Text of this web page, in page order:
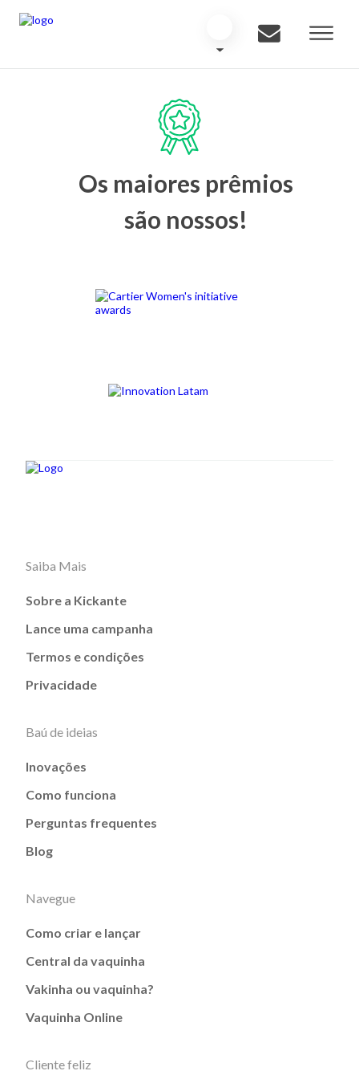
Os maiores prêmios
são nossos!
Saiba Mais
Sobre a Kickante
Lance uma campanha
Termos e condições
Privacidade
Baú de ideias
Inovações
Como funciona
Perguntas frequentes
Blog
Navegue
Como criar e lançar
Central da vaquinha
Vakinha ou vaquinha?
Vaquinha Online
Cliente feliz